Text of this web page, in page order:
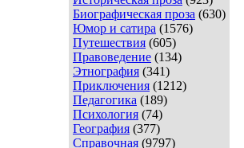
Биографическая проза (630)
Юмор и сатира (1576)
Путешествия (605)
Правоведение (134)
Этнография (341)
Приключения (1212)
Педагогика (189)
Психология (74)
География (377)
Справочная (9797)